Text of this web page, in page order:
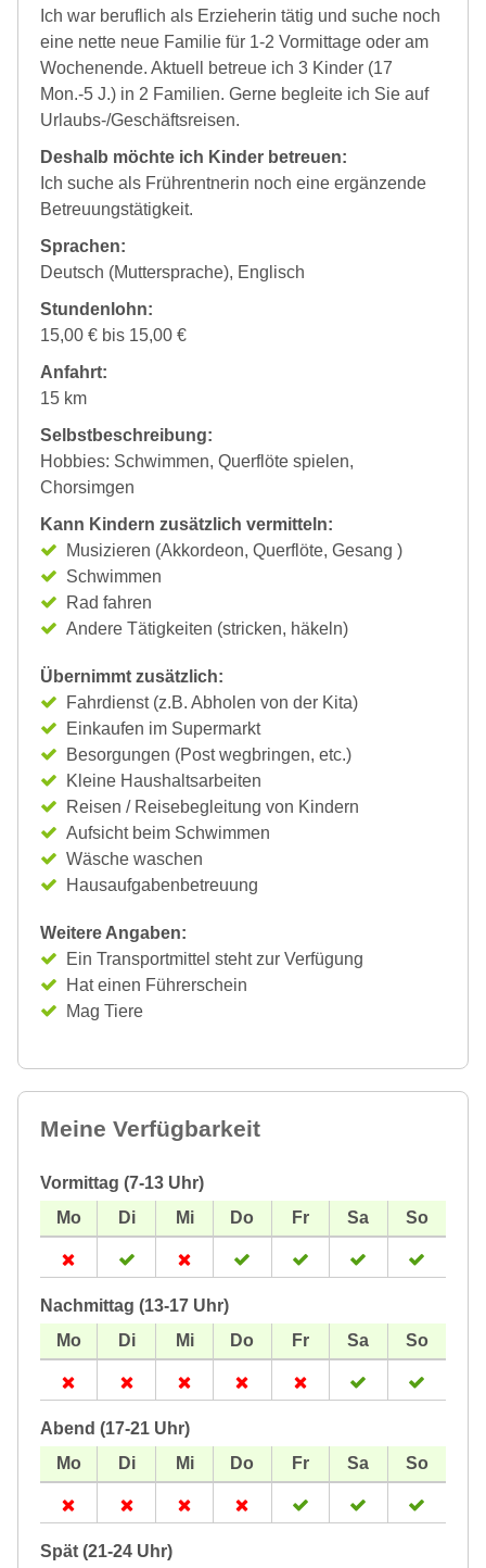
Ich war beruflich als Erzieherin tätig und suche noch
eine nette neue Familie für 1-2 Vormittage oder am
Wochenende. Aktuell betreue ich 3 Kinder (17
Mon.-5 J.) in 2 Familien. Gerne begleite ich Sie auf
Urlaubs-/Geschäftsreisen.
Deshalb möchte ich Kinder betreuen:
Ich suche als Frührentnerin noch eine ergänzende
Betreuungstätigkeit.
Sprachen:
Deutsch (Muttersprache), Englisch
Stundenlohn:
15,00 € bis 15,00 €
Anfahrt:
15 km
Selbstbeschreibung:
Hobbies: Schwimmen, Querflöte spielen,
Chorsimgen
Kann Kindern zusätzlich vermitteln:
Musizieren (Akkordeon, Querflöte, Gesang )
Schwimmen
Rad fahren
Andere Tätigkeiten (stricken, häkeln)
Übernimmt zusätzlich:
Fahrdienst (z.B. Abholen von der Kita)
Einkaufen im Supermarkt
Besorgungen (Post wegbringen, etc.)
Kleine Haushaltsarbeiten
Reisen / Reisebegleitung von Kindern
Aufsicht beim Schwimmen
Wäsche waschen
Hausaufgabenbetreuung
Weitere Angaben:
Ein Transportmittel steht zur Verfügung
Hat einen Führerschein
Mag Tiere
Meine Verfügbarkeit
Vormittag (7-13 Uhr)
Nachmittag (13-17 Uhr)
Abend (17-21 Uhr)
Spät (21-24 Uhr)